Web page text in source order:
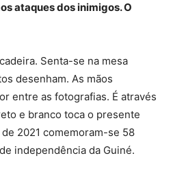
ataques dos inimigos. O
Senta-se na mesa
desenham. As mãos
entre as fotografias. É através
e branco toca o presente
2021 comemoram-se 58
independência da Guiné.